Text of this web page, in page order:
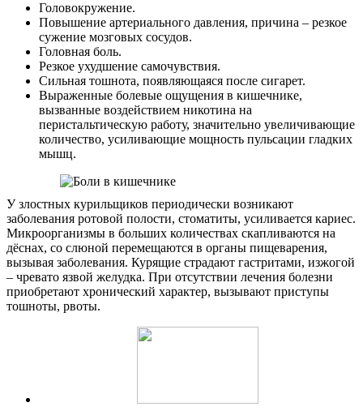
Головокружение.
Повышение артериального давления, причина – резкое
сужение мозговых сосудов.
Головная боль.
Резкое ухудшение самочувствия.
Сильная тошнота, появляющаяся после сигарет.
Выраженные болевые ощущения в кишечнике,
вызванные воздействием никотина на
перистальтическую работу, значительно увеличивающие
количество, усиливающие мощность пульсации гладких
мышц.
У злостных курильщиков периодически возникают
заболевания ротовой полости, стоматиты, усиливается кариес.
Микроорганизмы в больших количествах скапливаются на
дёснах, со слюной перемещаются в органы пищеварения,
вызывая заболевания. Курящие страдают гастритами, изжогой
– чревато язвой желудка. При отсутствии лечения болезни
приобретают хронический характер, вызывают приступы
тошноты, рвоты.